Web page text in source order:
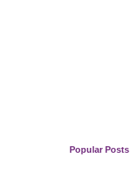
Popular Posts